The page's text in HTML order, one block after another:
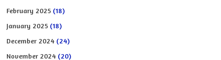
February 2025 (18)
January 2025 (18)
December 2024 (24)
November 2024 (20)